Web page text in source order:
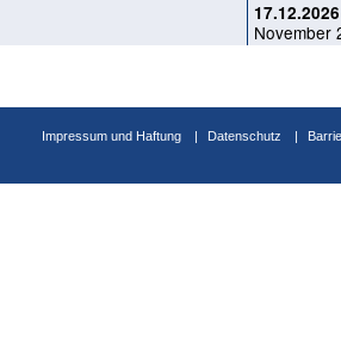
17.12.2026
November
Impressum und Haftung Datenschutz